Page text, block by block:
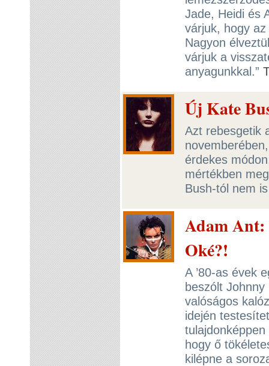
Jade, Heidi és
várjuk, hogy
Nagyon
várjuk a
anyagunkkal.”
Új Kate
Azt rebesgetik
érdekes
mértékben
Bush-tól nem
Adam Ant:
Oké?!
A ’80-as évek
beszólt
valóságos
idején
hogy ő
kilépne a